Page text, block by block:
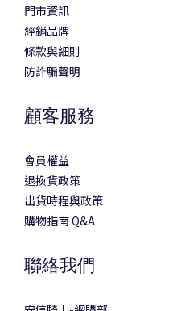
門市資訊
經銷品牌
條款與細則
防詐騙聲明
顧客服務
會員權益
退換貨政策
出貨時程與政策
購物指南 Q&A
聯絡我們